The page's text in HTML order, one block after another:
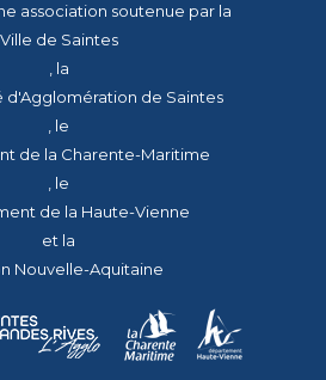
association soutenue par la
Ville de Saintes
, la
d'Agglomération de Saintes
, le
de la Charente-Maritime
, le
de la Haute-Vienne
et la
Nouvelle-Aquitaine